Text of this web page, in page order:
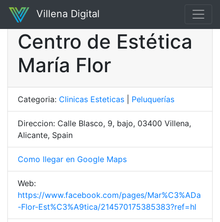
Villena Digital
Centro de Estética
María Flor
Categoria: Clinicas Esteticas Peluquerías
Direccion: Calle Blasco, 9, bajo, 03400 Villena,
Alicante, Spain
Como llegar en Google Maps
Web:
https://www.facebook.com/pages/Mar%C3%ADa
-Flor-Est%C3%A9tica/214570175385383?ref=hl